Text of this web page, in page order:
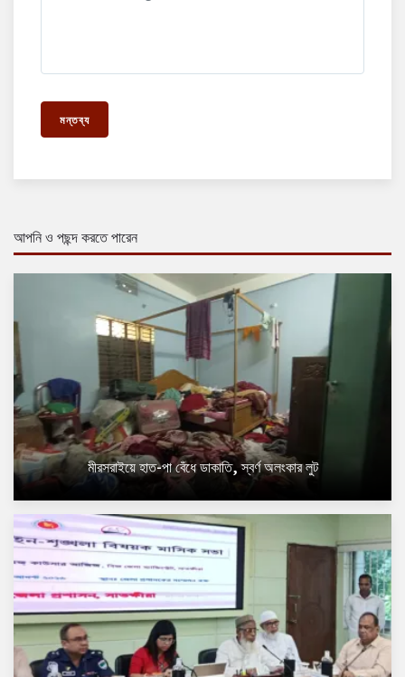
মন্তব্য
আপনি ও পছন্দ করতে পারেন
মীরসরাইয়ে হাত-পা বেঁধে ডাকাতি, স্বর্ণ অলংকার লুট